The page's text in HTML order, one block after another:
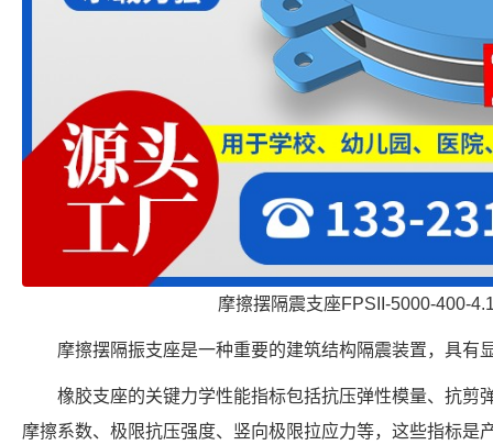
摩擦摆隔震支座FPSII-5000-400-
摩擦摆隔振支座是一种重要的建筑结构隔震装置，具有
橡胶支座的关键力学性能指标包括抗压弹性模量、抗剪
摩擦系数、极限抗压强度、竖向极限拉应力等，这些指标是